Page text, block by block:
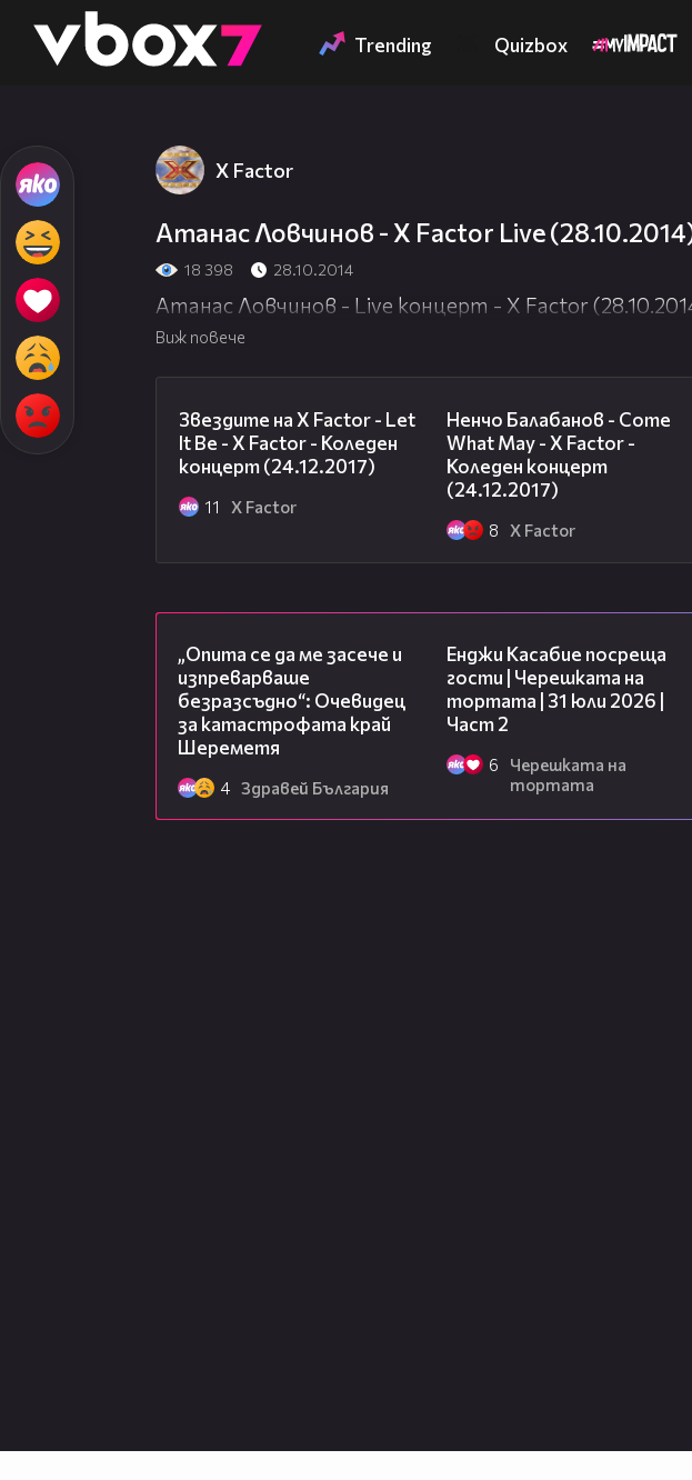
👾 Trending Quizbox
X Factor
Атанас Ловчинов - X Factor Live
18 398 28.10.2014
Атанас Ловчинов - Live концерт - X Factor
Виж повече
Звездите на X Factor - Let
It Be - X Factor - Коледен
концерт (24.12.2017)
11 X Factor
Ненчо Балабанов - Come
What May - X Factor -
Коледен концерт
(24.12.2017)
8 X Factor
„Опита се да ме засече и
изпреварваше
безразсъдно“: Очевидец
за катастрофата край
Шереметя
4 Здравей България
Енджи Касабие посреща
гости | Черешката на
тортата | 31 юли 2026 |
Част 2
6
Черешката на
тортата